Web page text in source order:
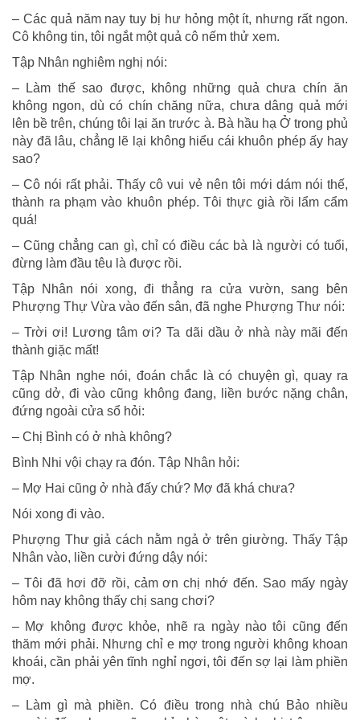
– Các quả năm nay tuy bị hư hỏng một ít, nhưng rất ngon.
Cô không tin, tôi ngắt một quả cô nếm thử xem.
Tập Nhân nghiêm nghị nói:
– Làm thế sao được, không những quả chưa chín ăn
không ngon, dù có chín chăng nữa, chưa dâng quả mới
lên bề trên, chúng tôi lại ăn trước à. Bà hầu hạ Ở trong phủ
này đã lâu, chẳng lẽ lại không hiểu cái khuôn phép ấy hay
sao?
– Cô nói rất phải. Thấy cô vui vẻ nên tôi mới dám nói thế,
thành ra phạm vào khuôn phép. Tôi thực già rồi lẩm cẩm
quá!
– Cũng chẳng can gì, chỉ có điều các bà là người có tuổi,
đừng làm đầu têu là được rồi.
Tập Nhân nói xong, đi thẳng ra cửa vườn, sang bên
Phượng Thự Vừa vào đến sân, đã nghe Phượng Thư nói:
– Trời ơi! Lương tâm ơi? Ta dãi dầu ở nhà này mãi đến
thành giặc mất!
Tập Nhân nghe nói, đoán chắc là có chuyện gì, quay ra
cũng dở, đi vào cũng không đang, liền bước nặng chân,
đứng ngoài cửa sổ hỏi:
– Chị Bình có ở nhà không?
Bình Nhi vội chạy ra đón. Tập Nhân hỏi:
– Mợ Hai cũng ở nhà đấy chứ? Mợ đã khá chưa?
Nói xong đi vào.
Phượng Thư giả cách nằm ngả ở trên giường. Thấy Tập
Nhân vào, liền cười đứng dậy nói:
– Tôi đã hơi đỡ rồi, cảm ơn chị nhớ đến. Sao mấy ngày
hôm nay không thấy chị sang chơi?
– Mợ không được khỏe, nhẽ ra ngày nào tôi cũng đến
thăm mới phải. Nhưng chỉ e mợ trong người không khoan
khoái, cần phải yên tĩnh nghỉ ngơi, tôi đến sợ lại làm phiền
mợ.
– Làm gì mà phiền. Có điều trong nhà chú Bảo nhiều